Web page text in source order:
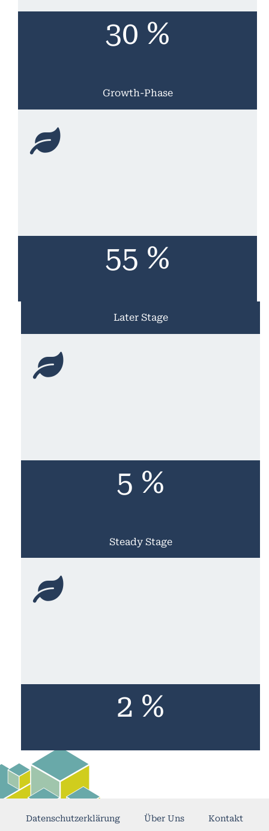
30 %
Growth-Phase
55 %
Later Stage
5 %
Steady Stage
2 %
Datenschutzerklärung Über Uns Kontakt